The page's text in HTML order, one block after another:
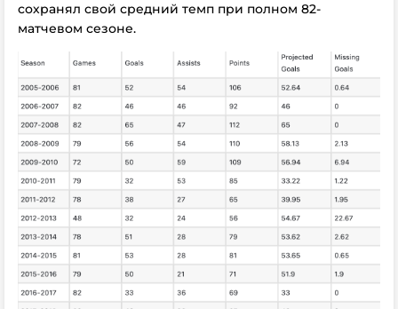
сохранял свой средний темп при полном 82-
матчевом сезоне.